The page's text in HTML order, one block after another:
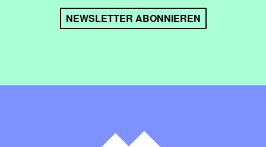
NEWSLETTER ABONNIEREN